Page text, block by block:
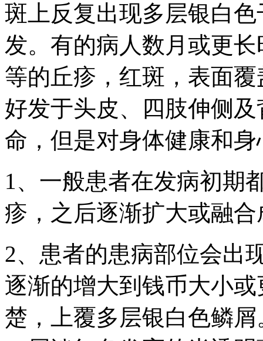
斑上反复出现多层银白
发。有的病人数月或更
等的丘疹，红斑，表面
好发于头皮、四肢伸侧
命，但是对身体健康和
1、一般患者在发病初期
疹，之后逐渐扩大或融合
2、患者的患病部位会出
逐渐的增大到钱币大小
楚，上覆多层银白色鳞